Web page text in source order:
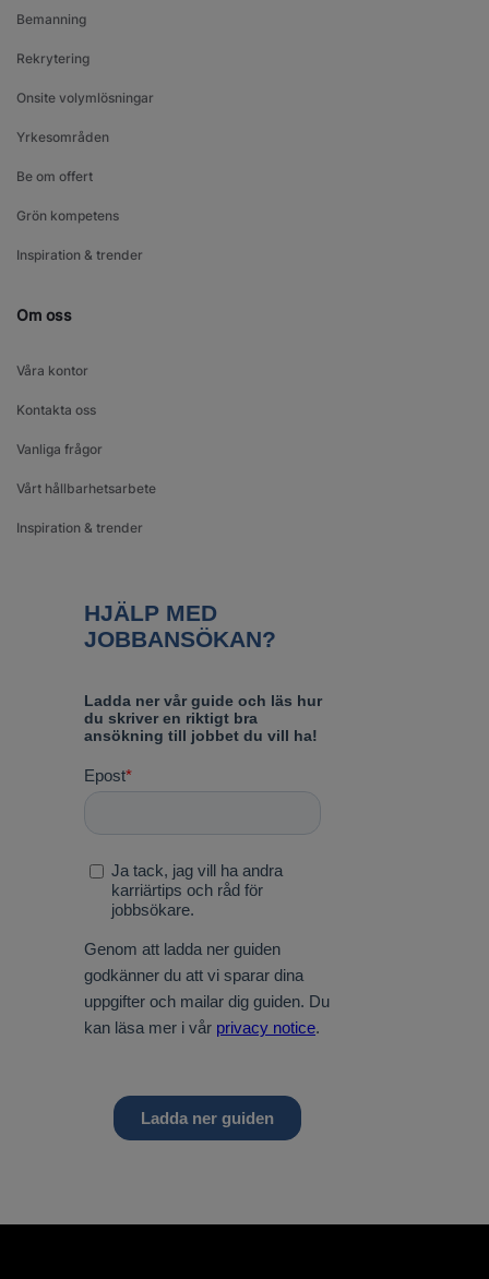
Bemanning
Rekrytering
Onsite volymlösningar
Yrkesområden
Be om offert
Grön kompetens
Inspiration & trender
Om oss
Våra kontor
Kontakta oss
Vanliga frågor
Vårt hållbarhetsarbete
Inspiration & trender